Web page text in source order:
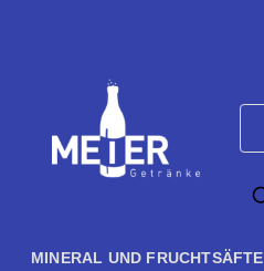
MINERAL UND FRUCHTSÄFTE